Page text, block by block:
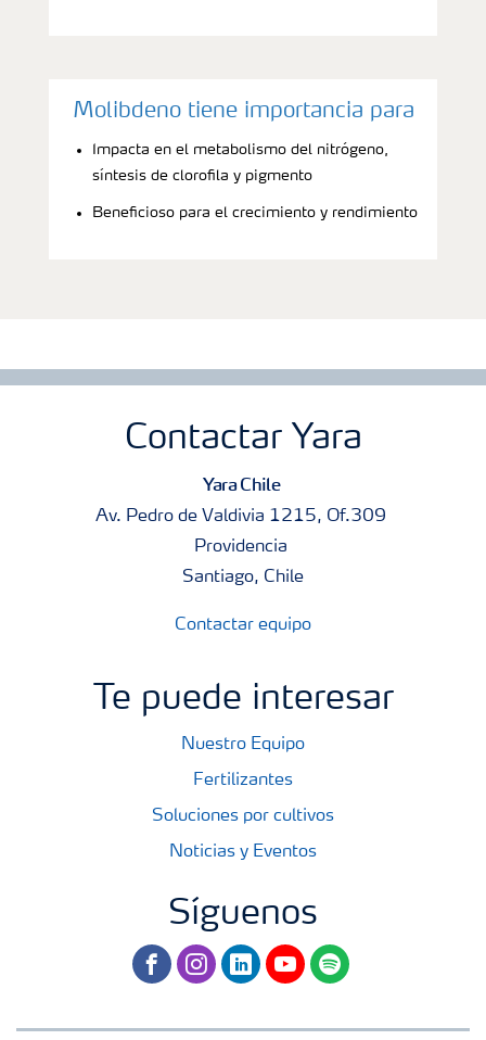
Molibdeno tiene importancia para
Impacta en el metabolismo del nitrógeno,
síntesis de clorofila y pigmento
Beneficioso para el crecimiento y rendimiento
Contactar Yara
Yara Chile
Av. Pedro de Valdivia 1215, Of.309
Providencia
Santiago, Chile
Contactar equipo
Te puede interesar
Nuestro Equipo
Fertilizantes
Soluciones por cultivos
Noticias y Eventos
Síguenos
facebookinstagram
linkedinyoutubespotify